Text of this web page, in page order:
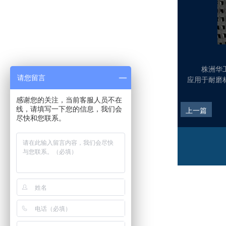
株洲华
应用于耐磨
上一篇
请您留言
感谢您的关注，当前客服人员不在
线，请填写一下您的信息，我们会
尽快和您联系。